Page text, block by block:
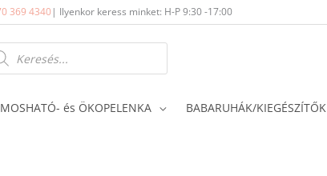
369 4340| Ilyenkor keress minket: H-P 9:30 -17:00
MOSHATÓ- és ÖKOPELENKA BABARUHÁK/KIEGÉSZÍTŐK